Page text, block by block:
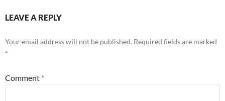
LEAVE A REPLY
Your email address will not be published. Required fields are marked
*
Comment *